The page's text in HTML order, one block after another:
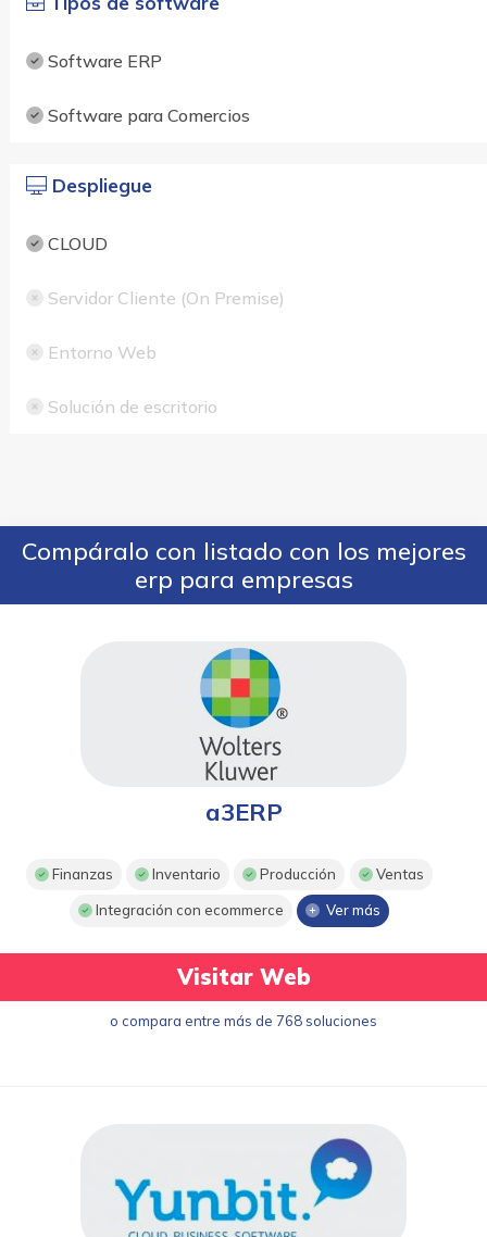
Software ERP
Software para Comercios
Despliegue
CLOUD
Servidor Cliente (On Premise)
Entorno Web
Solución de escritorio
Compáralo con listado con los mejores
erp para empresas
a3ERP
Finanzas Inventario Producción Ventas
Integración con ecommerce Ver más
Visitar Web
o compara entre más de 768 soluciones